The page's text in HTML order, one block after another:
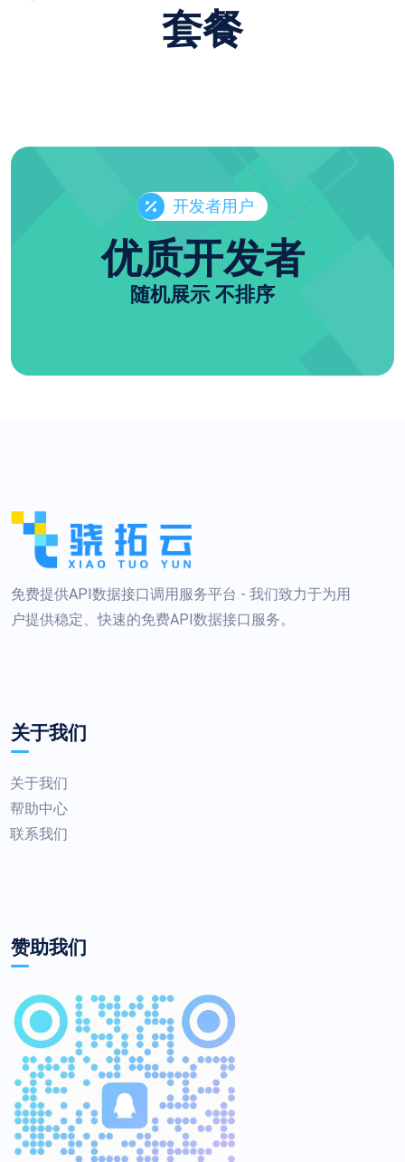
套餐
开发者用户
优质开发者
随机展示 不排序
免费提供API数据接口调用服务平台 - 我们致力于为用
户提供稳定、快速的免费API数据接口服务。
关于我们
关于我们
帮助中心
联系我们
赞助我们